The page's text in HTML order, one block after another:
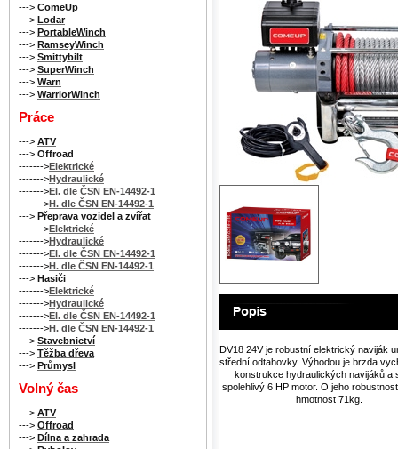
---> ComeUp
---> Lodar
---> PortableWinch
---> RamseyWinch
---> Smittybilt
---> SuperWinch
---> Warn
---> WarriorWinch
Práce
---> ATV
---> Offroad
------->Elektrické
------->Hydraulické
------->El. dle ČSN EN-14492-1
------->H. dle ČSN EN-14492-1
---> Přeprava vozidel a zvířat
------->Elektrické
------->Hydraulické
------->El. dle ČSN EN-14492-1
------->H. dle ČSN EN-14492-1
---> Hasiči
------->Elektrické
------->Hydraulické
------->El. dle ČSN EN-14492-1
------->H. dle ČSN EN-14492-1
---> Stavebnictví
---> Těžba dřeva
---> Průmysl
Volný čas
---> ATV
---> Offroad
---> Dílna a zahrada
DV18 24V je robustní elektrický naviják
střední odtahovky. Výhodou je brzda
konstrukce hydraulických navijáků a
spolehlivý 6 HP motor. O jeho
hmotnost 71kg.